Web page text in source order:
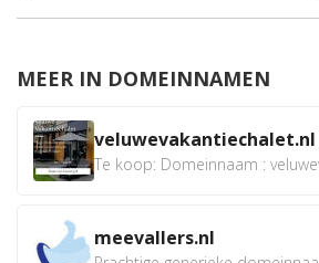
MEER IN DOMEINNAMEN
veluwevakantiechalet.nl
meevallers.nl